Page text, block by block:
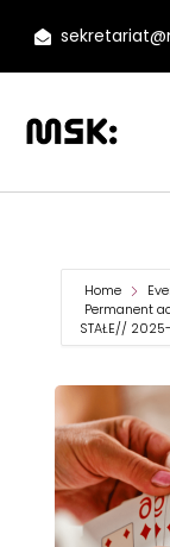
Home
Permanent
STAŁE//